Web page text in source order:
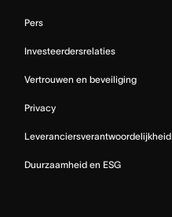
Pers
Investeerdersrelaties
Vertrouwen en beveiliging
Privacy
Leveranciersverantwoordelijkheid
Duurzaamheid en ESG